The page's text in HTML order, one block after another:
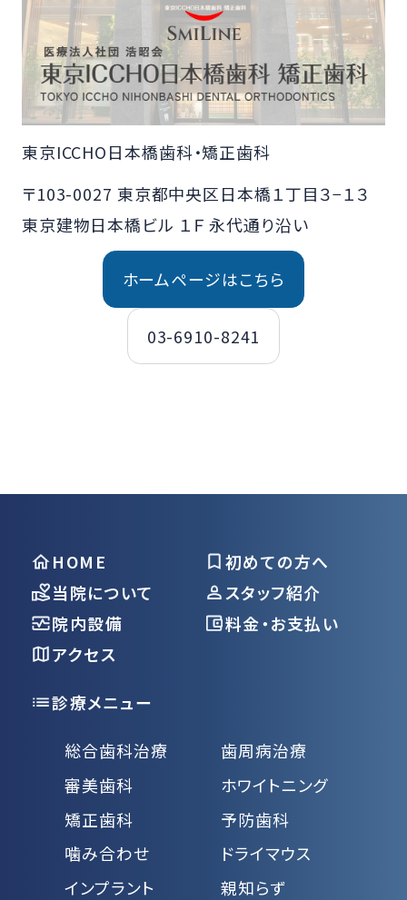
東京ICCHO日本橋歯科・矯正歯科
〒103-0027 東京都中央区日本橋１丁目３−１３
東京建物日本橋ビル １Ｆ 永代通り沿い
ホームページはこちら
03-6910-8241
HOME
初めての方へ
当院について
スタッフ紹介
院内設備
料金・お支払い
アクセス
診療メニュー
総合歯科治療
審美歯科
矯正歯科
噛み合わせ
インプラント
歯周病治療
ホワイトニング
予防歯科
ドライマウス
親知らず